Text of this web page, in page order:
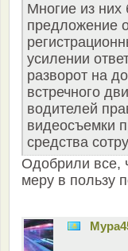
Многие из
предложение
усилении
разворот на
встречного
водителей
видеосъемки
средства
Одобрили все,
меру в пользу